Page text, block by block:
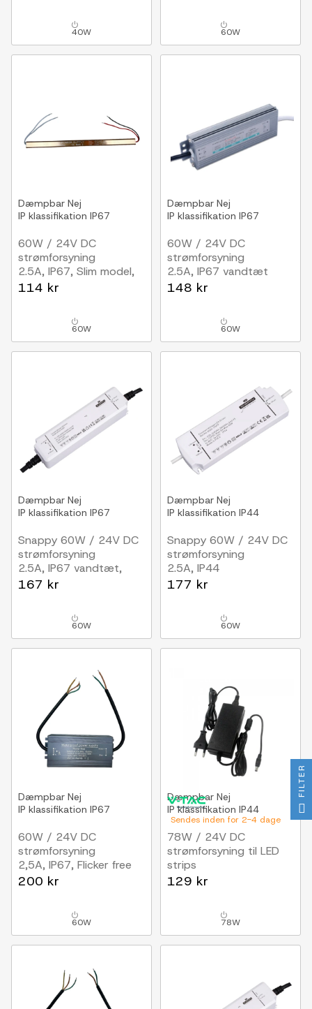
40W 60W
Dæmpbar Nej
IP klassifikation IP67
60W / 24V DC
strømforsyning
2.5A, IP67, Slim model,
flicker free
114 kr
60W
Dæmpbar Nej
IP klassifikation IP67
60W / 24V DC
strømforsyning
2.5A, IP67 vandtæt
148 kr
60W
Dæmpbar Nej
IP klassifikation IP67
Snappy 60W / 24V DC
strømforsyning
2.5A, IP67 vandtæt,
Vandtæt
167 kr
60W
Dæmpbar Nej
IP klassifikation IP44
Snappy 60W / 24V DC
strømforsyning
2.5A, IP44
177 kr
60W
Dæmpbar Nej
IP klassifikation IP67
60W / 24V DC
strømforsyning
2,5A, IP67, Flicker free
200 kr
60W
Sendes inden for 2-4 dage
Dæmpbar Nej
IP klassifikation IP44
78W / 24V DC
strømforsyning til LED
strips
3.25A, IP44 vådrum
129 kr
78W
FILTER